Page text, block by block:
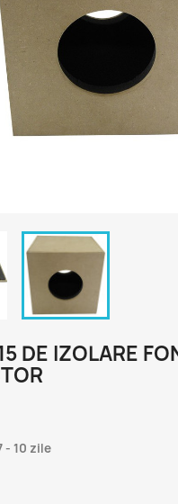
DE IZOLARE
- 10 zile